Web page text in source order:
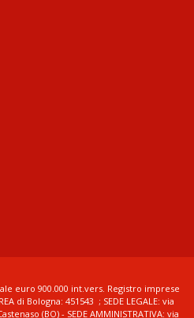
euro 900.000 int.vers. Registro imprese
di Bologna: 451543 ; SEDE LEGALE: via
(BO) - SEDE AMMINISTRATIVA: via